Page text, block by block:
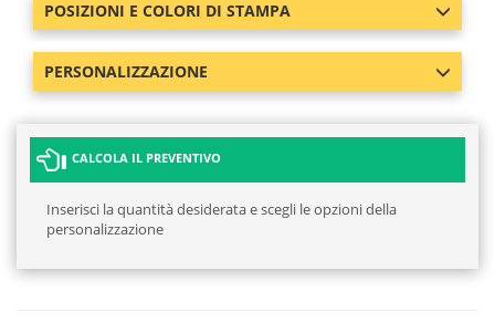
POSIZIONI E COLORI DI STAMPA
PERSONALIZZAZIONE
CALCOLA IL PREVENTIVO
Inserisci la quantità desiderata e scegli le opzioni della
personalizzazione